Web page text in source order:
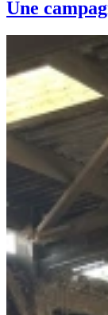
Une